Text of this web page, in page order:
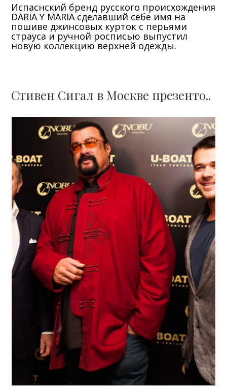
Испаснский бренд русского происхождения
DARIA Y MARIA сделавший себе имя на
пошиве джинсовых курток с перьями
страуса и ручной росписью выпустил
новую коллекцию верхней одежды.
Стивен Сигал в Москве презенто..